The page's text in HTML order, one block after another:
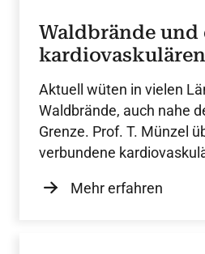
Waldbrände und
Aktuell wüten in vielen
Waldbrände, auch nahe
Grenze. Prof. T. Münzel
verbundene
Mehr erfahren